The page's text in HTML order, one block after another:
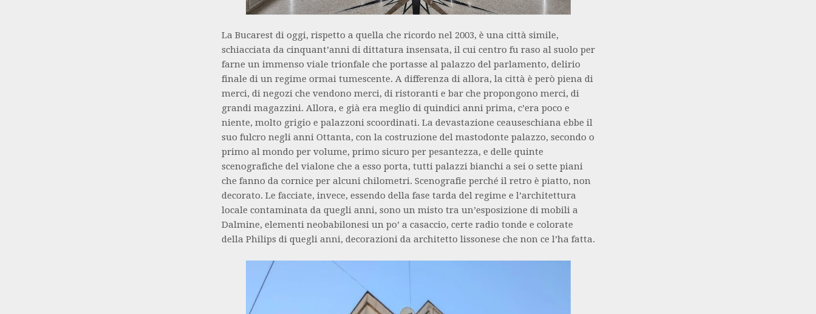
La Bucarest di oggi, rispetto a quella che ricordo nel 2003, è una città simile,
schiacciata da cinquant’anni di dittatura insensata, il cui centro fu raso al suolo per
farne un immenso viale trionfale che portasse al palazzo del parlamento, delirio
finale di un regime ormai tumescente. A differenza di allora, la città è però piena di
merci, di negozi che vendono merci, di ristoranti e bar che propongono merci, di
grandi magazzini. Allora, e già era meglio di quindici anni prima, c’era poco e
niente, molto grigio e palazzoni scoordinati. La devastazione ceauseschiana ebbe il
suo fulcro negli anni Ottanta, con la costruzione del mastodonte palazzo, secondo o
primo al mondo per volume, primo sicuro per pesantezza, e delle quinte
scenografiche del vialone che a esso porta, tutti palazzi bianchi a sei o sette piani
che fanno da cornice per alcuni chilometri. Scenografie perché il retro è piatto, non
decorato. Le facciate, invece, essendo della fase tarda del regime e l’architettura
locale contaminata da quegli anni, sono un misto tra un’esposizione di mobili a
Dalmine, elementi neobabilonesi un po’ a casaccio, certe radio tonde e colorate
della Philips di quegli anni, decorazioni da architetto lissonese che non ce l’ha fatta.